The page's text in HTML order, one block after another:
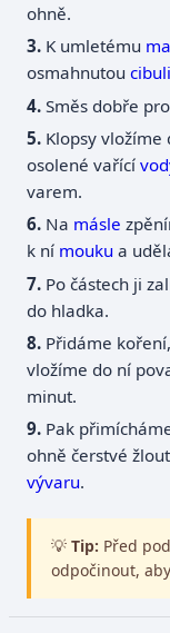
ohně.
K umletému
osmahnutoucibuli
Směs dobře
Klopsy
osolené vařící
varem.
Na másle
k ní mouku a
Po částech ji
do hladka.
Přidáme
vložíme do ní
minut.
Pak
ohně čerstvé
vývaru.
💡 Tip: Před
odpočinout,